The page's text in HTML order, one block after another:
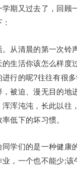
期又过去了，回顾
从清晨的第一次铃
生活你该怎么样度
行的呢?往往有很
被迫、漫无目的地
浑沌沌，长此以往
低下的坏习惯。
学们的是一种健康
，一个也不能少;该